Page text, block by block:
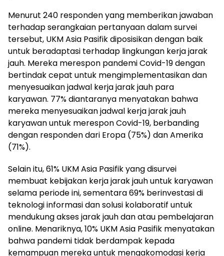
Menurut 240 responden yang memberikan jawaban
terhadap serangkaian pertanyaan dalam survei
tersebut, UKM Asia Pasifik diposisikan dengan baik
untuk beradaptasi terhadap lingkungan kerja jarak
jauh. Mereka merespon pandemi Covid-19 dengan
bertindak cepat untuk mengimplementasikan dan
menyesuaikan jadwal kerja jarak jauh para
karyawan. 77% diantaranya menyatakan bahwa
mereka menyesuaikan jadwal kerja jarak jauh
karyawan untuk merespon Covid-19, berbanding
dengan responden dari Eropa (75%) dan Amerika
(71%).
Selain itu, 61% UKM Asia Pasifik yang disurvei
membuat kebijakan kerja jarak jauh untuk karyawan
selama periode ini, sementara 69% berinvestasi di
teknologi informasi dan solusi kolaboratif untuk
mendukung akses jarak jauh dan atau pembelajaran
online. Menariknya, 10% UKM Asia Pasifik menyatakan
bahwa pandemi tidak berdampak kepada
kemampuan mereka untuk mengakomodasi kerja